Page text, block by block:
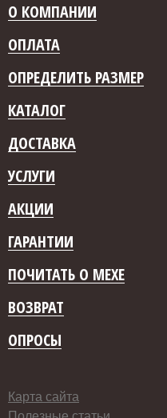
О КОМПАНИИ
ОПЛАТА
ОПРЕДЕЛИТЬ РАЗМЕР
КАТАЛОГ
ДОСТАВКА
УСЛУГИ
АКЦИИ
ГАРАНТИИ
ПОЧИТАТЬ О МЕХЕ
ВОЗВРАТ
ОПРОСЫ
Карта сайта